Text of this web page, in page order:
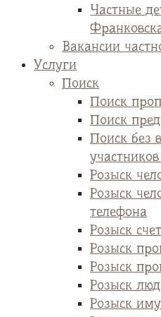
Частные
Вакансии
Услуги
Поиск
Поиск
Поиск
Поиск без
Розыск
Розыск
телефона
Розыск
Розыск
Розыск
Розыск
Розыск